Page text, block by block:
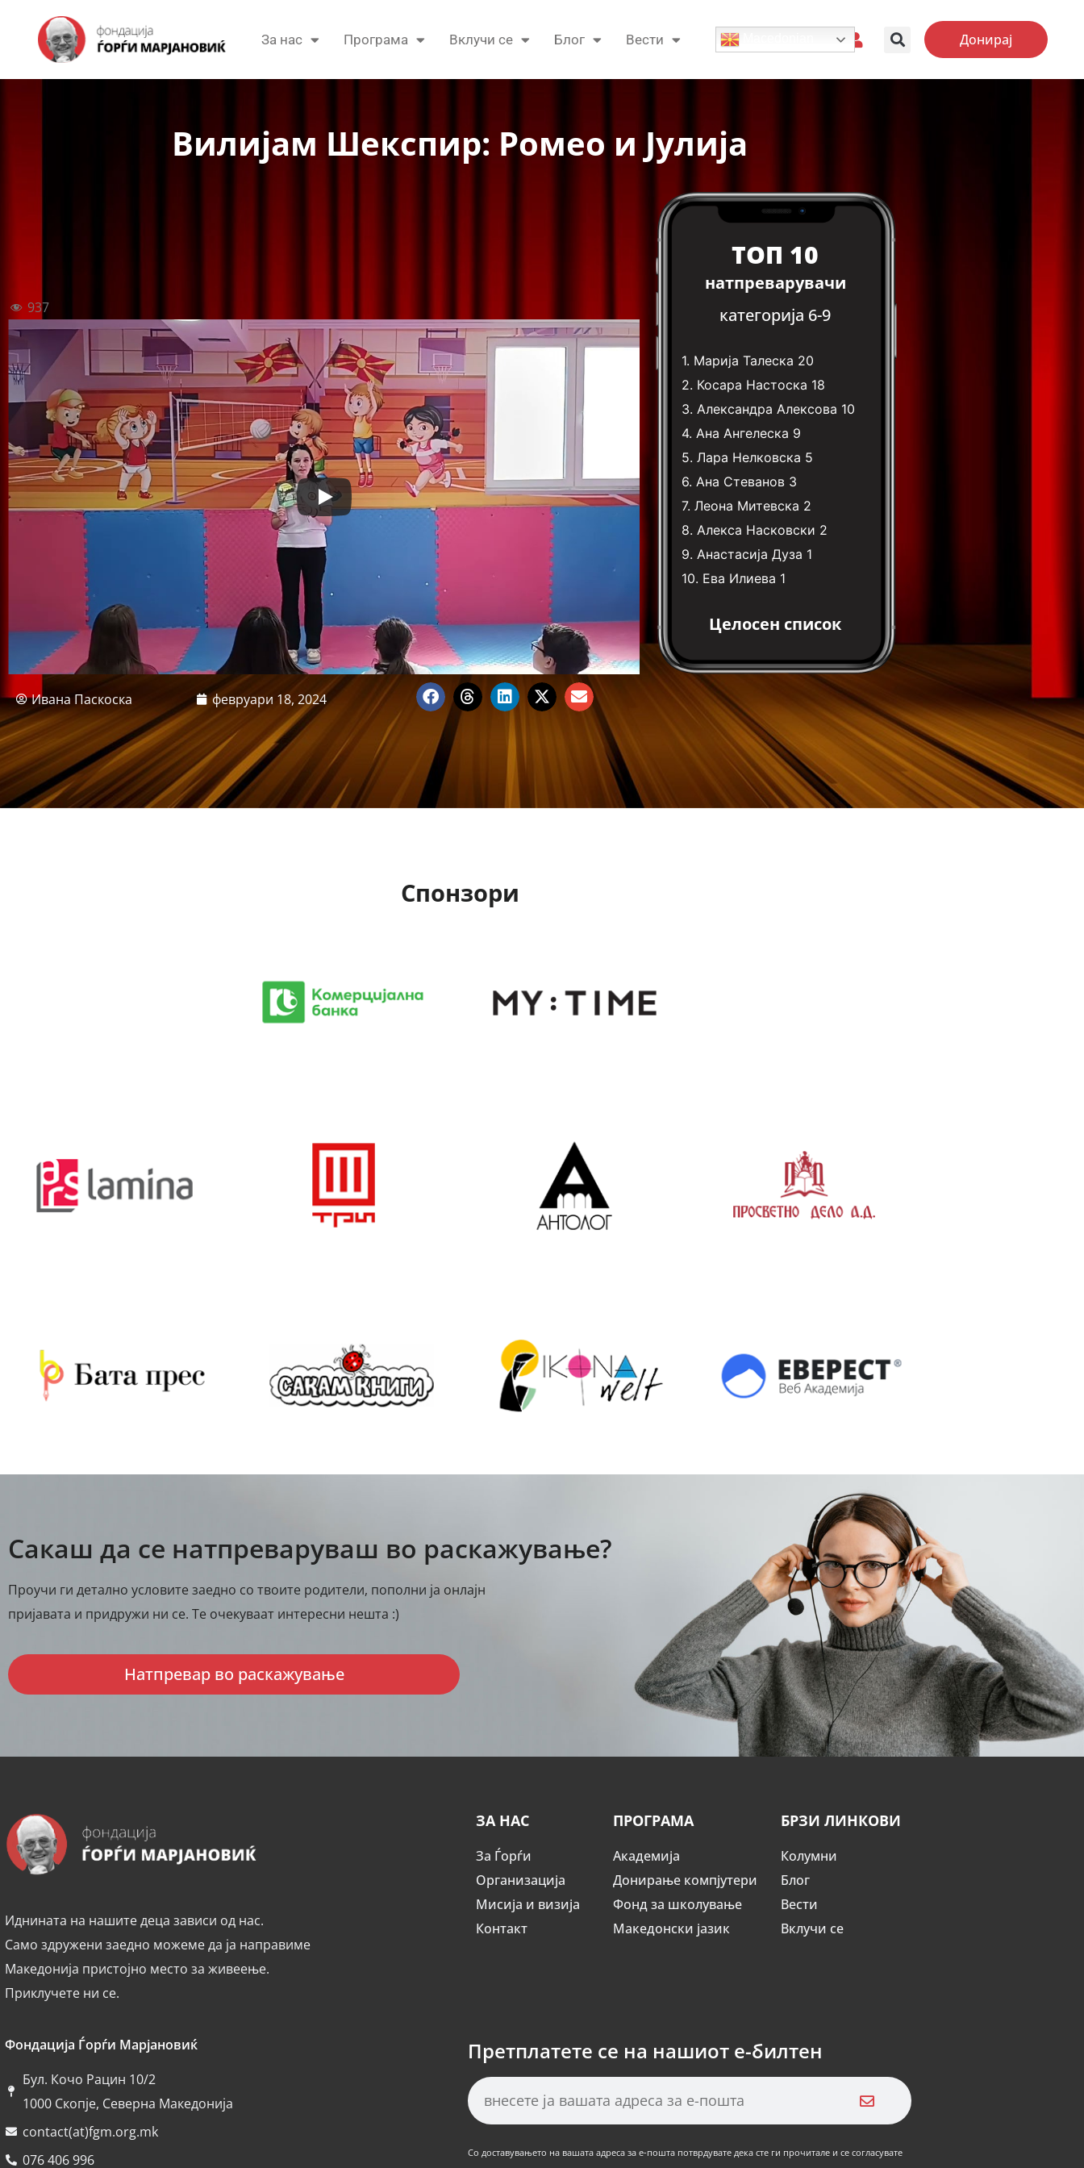
За нас Програма Вклучи се Блог Вести Донирај
Вилијам Шекспир: Ромео и Јулија
937
ТОП 10
натпреварувачи
категорија 6-9
1. Марија Талеска 20
2. Косара Настоска 18
3. Александра Алексова 10
4. Ана Ангелеска 9
5. Лара Нелковска 5
6. Ана Стеванов 3
7. Леона Митевска 2
8. Алекса Насковски 2
9. Анастасија Дуза 1
10. Ева Илиева 1
Целосен список
Ивана Паскоска февруари 18, 2024
Спонзори
Сакаш да се натпреваруваш во раскажување?
Проучи ги детално условите заедно со твоите родители, пополни ја онлајн
пријавата и придружи ни се. Те очекуваат интересни нешта :)
Натпревар во раскажување
Иднината на нашите деца зависи од нас.
Само здружени заедно можеме да ја направиме
Македонија пристојно место за живеење.
Приклучете ни се.
ЗА НАС
За Ѓорѓи
Организација
Мисија и визија
Контакт
ПРОГРАМА
Академија
Донирање компјутери
Фонд за школување
Македонски јазик
БРЗИ ЛИНКОВИ
Колумни
Блог
Вести
Вклучи се
Фондација Ѓорѓи Марјановиќ
Бул. Кочо Рацин 10/2
1000 Скопје, Северна Македонија
contact(at)fgm.org.mk
076 406 996
Претплатете се на нашиот е-билтен
Со доставувањето на вашата адреса за е-пошта потврдувате дека сте ги прочитале и се согласувате